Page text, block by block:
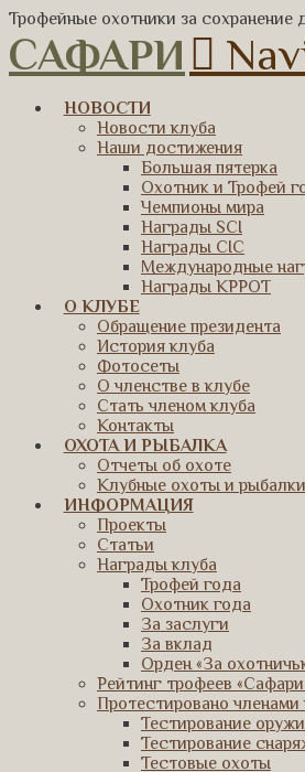
Трофейные охотники за сохранение
САФАРИ
НОВОСТИ
Новости клуба
Наши достижения
Большая пятерка
Охотник и Трофей
Чемпионы мира
Награды SCI
Награды CIC
Международные
Награды КРРОТ
О КЛУБЕ
Обращение президента
История клуба
Фотосеты
О членстве в клубе
Стать членом клуба
Контакты
ОХОТА И РЫБАЛКА
Отчеты об охоте
Клубные охоты и рыбалки
ИНФОРМАЦИЯ
Проекты
Статьи
Награды клуба
Трофей года
Охотник года
За заслуги
За вклад
Орден «За
Рейтинг трофеев
Протестировано членами
Тестирование
Тестирование
Тестовые охоты